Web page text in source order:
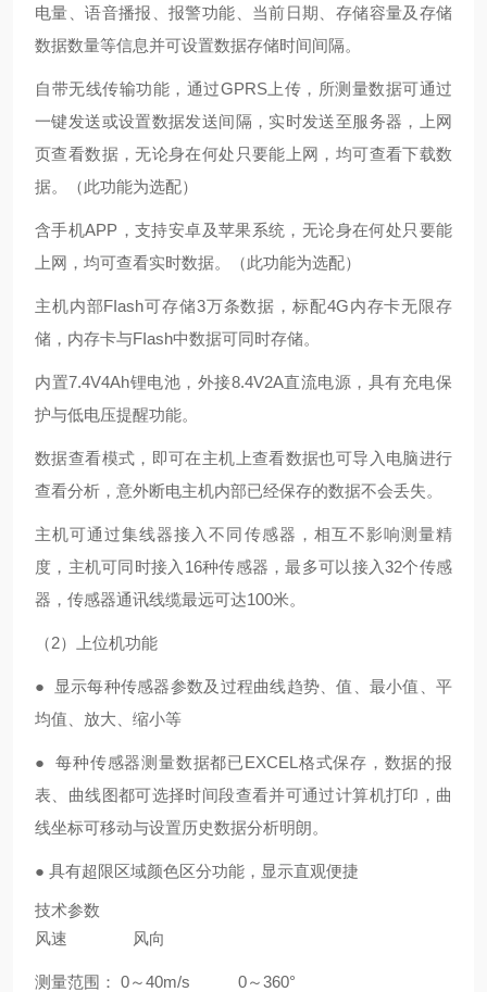
电量、语音播报、报警功能、当前日期、存储容量及存储
数据数量等信息并可设置数据存储时间间隔。
自带无线传输功能，通过GPRS上传，所测量数据可通过
一键发送或设置数据发送间隔，实时发送至服务器，上网
页查看数据，无论身在何处只要能上网，均可查看下载数
据。（此功能为选配）
含手机APP，支持安卓及苹果系统，无论身在何处只要能
上网，均可查看实时数据。（此功能为选配）
主机内部FIash可存储3万条数据，标配4G内存卡无限存
储，内存卡与FIash中数据可同时存储。
内置7.4V4Ah锂电池，外接8.4V2A直流电源，具有充电保
护与低电压提醒功能。
数据查看模式，即可在主机上查看数据也可导入电脑进行
查看分析，意外断电主机内部已经保存的数据不会丢失。
主机可通过集线器接入不同传感器，相互不影响测量精
度，主机可同时接入16种传感器，最多可以接入32个传感
器，传感器通讯线缆最远可达100米。
（2）上位机功能
● 显示每种传感器参数及过程曲线趋势、值、最小值、平
均值、放大、缩小等
● 每种传感器测量数据都已EXCEL格式保存，数据的报
表、曲线图都可选择时间段查看并可通过计算机打印，曲
线坐标可移动与设置历史数据分析明朗。
● 具有超限区域颜色区分功能，显示直观便捷
技术参数
风速 风向
测量范围： 0～40m/s 0～360°